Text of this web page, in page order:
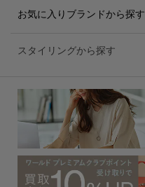
お気に入りブランドから探す
スタイリングから探す